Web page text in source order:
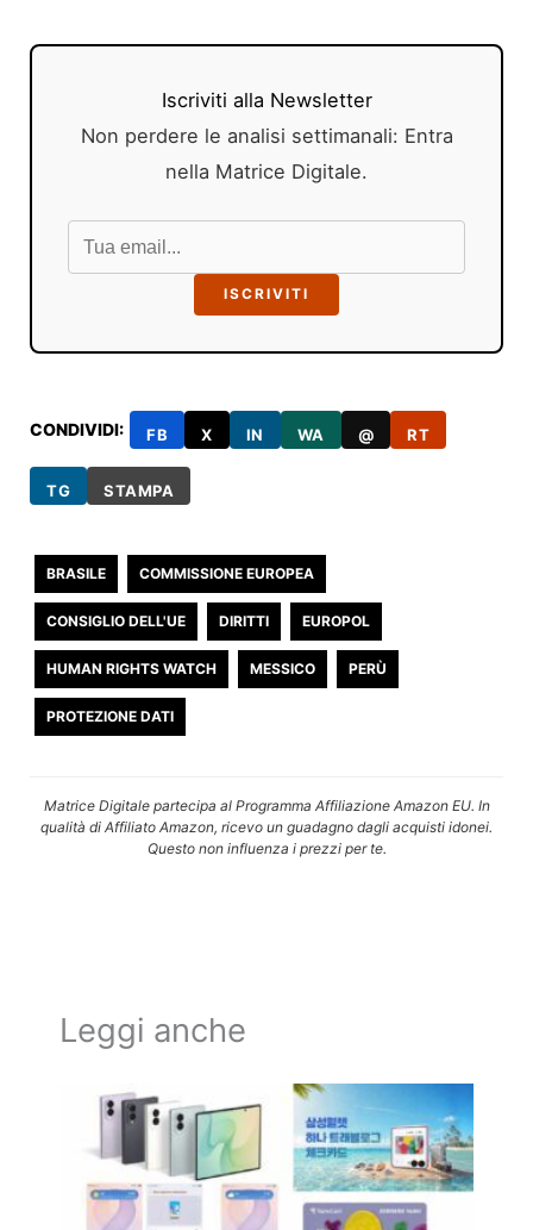
Iscriviti alla Newsletter
Non perdere le analisi settimanali: Entra
nella Matrice Digitale.
ISCRIVITI
CONDIVIDI: FB X IN WA @ RT
TG STAMPA
BRASILE COMMISSIONE EUROPEA
CONSIGLIO DELL'UE DIRITTI EUROPOL
HUMAN RIGHTS WATCH MESSICO PERÙ
PROTEZIONE DATI
Matrice Digitale partecipa al Programma Affiliazione Amazon EU. In
qualità di Affiliato Amazon, ricevo un guadagno dagli acquisti idonei.
Questo non influenza i prezzi per te.
Leggi anche